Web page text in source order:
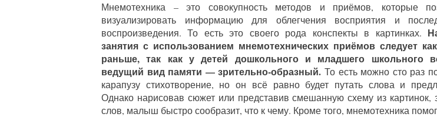
Мнемотехника – это совокупность методов и приёмов, которые
визуализировать информацию для облегчения восприятия и
воспроизведения. То есть это своего рода конспекты в картинках.
занятия с использованием мнемотехнических приёмов следует
раньше, так как у детей дошкольного и младшего школьного
ведущий вид памяти — зрительно-образный. То есть можно сто раз
карапузу стихотворение, но он всё равно будет путать слова и
Однако нарисовав сюжет или представив смешанную схему из картинок,
слов, малыш быстро сообразит, что к чему. Кроме того, мнемотехника